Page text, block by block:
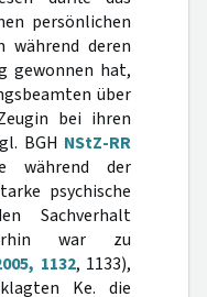
persönlichen
während deren
gewonnen hat,
über
bei ihren
BGH NStZ-RR
während der
psychische
Sachverhalt
war zu
1132, 1133),
Ke. die